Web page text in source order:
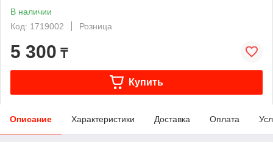
В наличии
Код: 1719002
Розница
5 300 ₸
Купить
Описание Характеристики Доставка Оплата